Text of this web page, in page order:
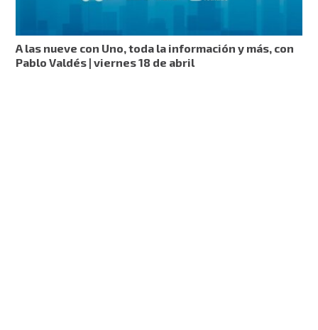
A las nueve con Uno, toda la información y más, con
Pablo Valdés | viernes 18 de abril